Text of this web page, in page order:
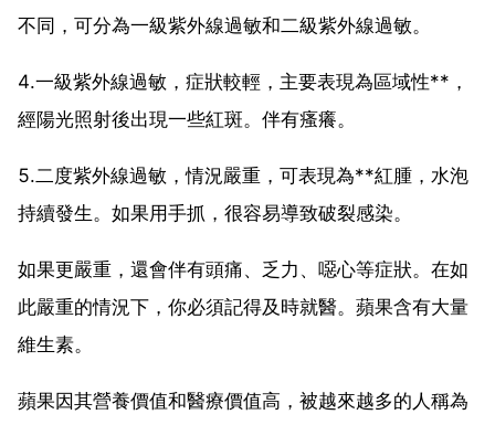
不同，可分為一級紫外線過敏和二級紫外線過敏。
4.一級紫外線過敏，症狀較輕，主要表現為區域性**，
經陽光照射後出現一些紅斑。伴有瘙癢。
5.二度紫外線過敏，情況嚴重，可表現為**紅腫，水泡
持續發生。如果用手抓，很容易導致破裂感染。
如果更嚴重，還會伴有頭痛、乏力、噁心等症狀。在如
此嚴重的情況下，你必須記得及時就醫。蘋果含有大量
維生素。
蘋果因其營養價值和醫療價值高，被越來越多的人稱為